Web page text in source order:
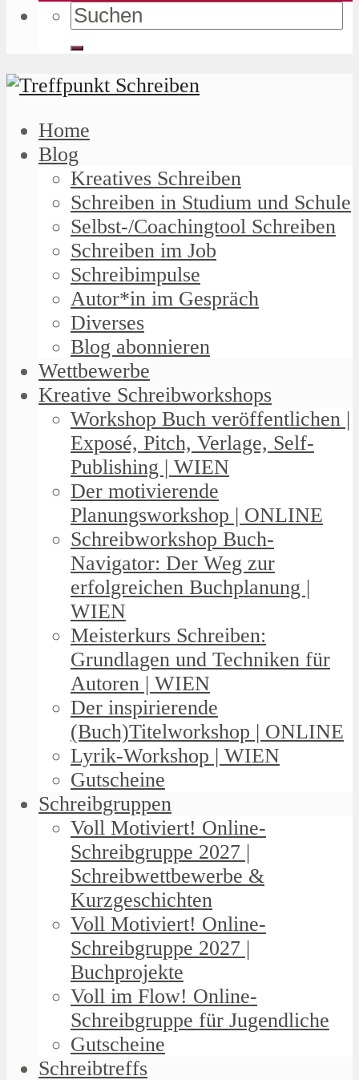
Home
Blog
Kreatives Schreiben
Schreiben in Studium und Schule
Selbst-/Coachingtool Schreiben
Schreiben im Job
Schreibimpulse
Autor*in im Gespräch
Diverses
Blog abonnieren
Wettbewerbe
Kreative Schreibworkshops
Workshop Buch veröffentlichen |
Exposé, Pitch, Verlage, Self-
Publishing | WIEN
Der motivierende
Planungsworkshop | ONLINE
Schreibworkshop Buch-
Navigator: Der Weg zur
erfolgreichen Buchplanung |
WIEN
Meisterkurs Schreiben:
Grundlagen und Techniken für
Autoren | WIEN
Der inspirierende
(Buch)Titelworkshop | ONLINE
Lyrik-Workshop | WIEN
Gutscheine
Schreibgruppen
Voll Motiviert! Online-
Schreibgruppe 2027 |
Schreibwettbewerbe &
Kurzgeschichten
Voll Motiviert! Online-
Schreibgruppe 2027 |
Buchprojekte
Voll im Flow! Online-
Schreibgruppe für Jugendliche
Gutscheine
Schreibtreffs